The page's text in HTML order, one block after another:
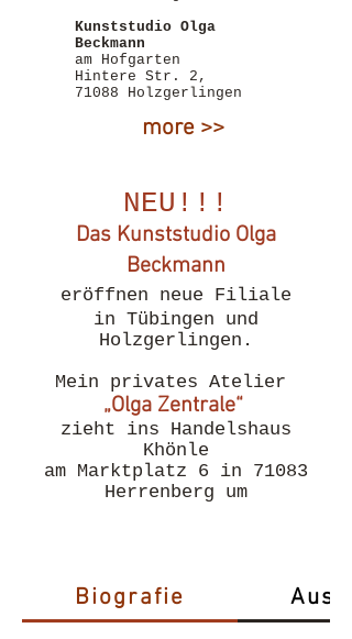
Kunststudio Olga
Beckmann
am Hofgarten
Hintere Str. 2,
71088 Holzgerlingen
more >>
NEU!!!
Das Kunststudio Olga
Beckmann
eröffnen neue Filiale
in Tübingen und
Holzgerlingen.
Mein privates Atelier
„Olga Zentrale“
zieht ins Handelshaus
Khönle
am Marktplatz 6 in 71083
Herrenberg um
Biografie